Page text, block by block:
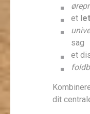
et
sag
et
dit